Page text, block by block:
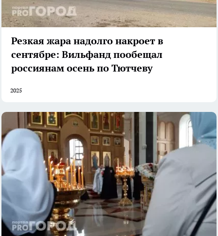
Резкая жара надолго накроет в
сентябре: Вильфанд пообещал
россиянам осень по Тютчеву
2025